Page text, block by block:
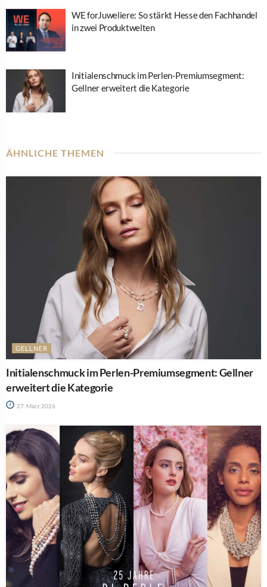
WE forJuweliere: So stärkt Hesse den Fachhandel
in zwei Produktwelten
Initialenschmuck im Perlen-Premiumsegment:
Gellner erweitert die Kategorie
ÄHNLICHE THEMEN
GELLNER
Initialenschmuck im Perlen-Premiumsegment: Gellner
erweitert die Kategorie
27. März 2026